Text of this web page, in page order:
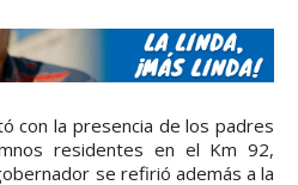
con la presencia de los padres
residentes en el Km 92,
se refirió además a la